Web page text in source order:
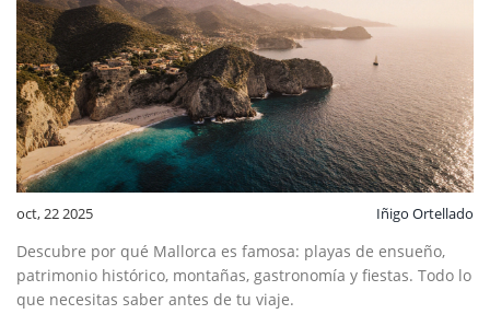
oct, 22 2025 Iñigo Ortellado
Descubre por qué Mallorca es famosa: playas de ensueño,
patrimonio histórico, montañas, gastronomía y fiestas. Todo lo
que necesitas saber antes de tu viaje.